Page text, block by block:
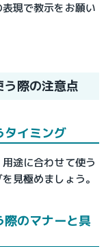
現で教示をお願い
う際の注意点
タイミング
途に合わせて使う
見極めましょう。
際のマナーと具